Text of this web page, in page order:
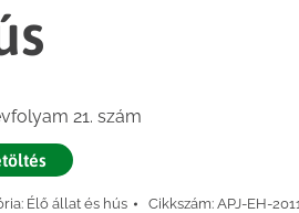
21. szám
Élő állat és hús Cikkszám: APJ-EH-